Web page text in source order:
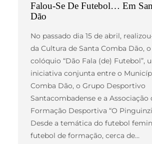
Falou-Se De Futebol… Em
Dão
No passado dia 15 de abril,
da Cultura de Santa Comba Dão, o
colóquio “Dão Fala (de) Futebol”,
iniciativa conjunta entre o
Comba Dão, o Grupo Desportivo
Santacombadense e a Associação
Formação Desportiva “O
Desde a temática do futebol
futebol de formação, cerca de…